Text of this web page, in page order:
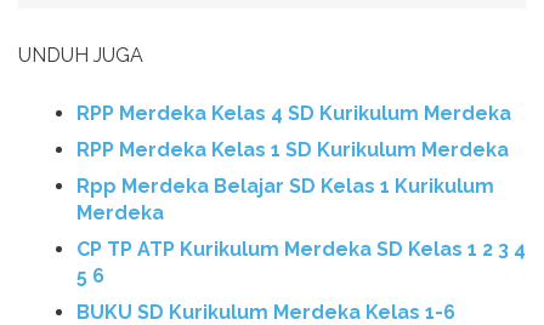
UNDUH JUGA
RPP Merdeka Kelas 4 SD Kurikulum Merdeka
RPP Merdeka Kelas 1 SD Kurikulum Merdeka
Rpp Merdeka Belajar SD Kelas 1 Kurikulum
Merdeka
CP TP ATP Kurikulum Merdeka SD Kelas 1 2 3 4
5 6
BUKU SD Kurikulum Merdeka Kelas 1-6